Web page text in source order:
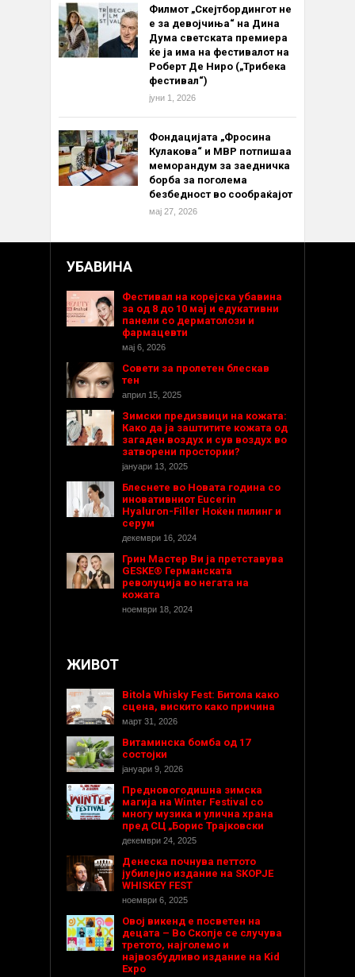
Филмот „Скејтбордингот не
е за девојчиња“ на Дина
Дума светската премиера
ќе ја има на фестивалот на
Роберт Де Ниро („Трибека
фестивал“)
јуни 1, 2026
Фондацијата „Фросина
Кулакова“ и МВР потпишаа
меморандум за заедничка
борба за поголема
безбедност во сообраќајот
мај 27, 2026
УБАВИНА
Фестивал на корејска убавина
за од 8 до 10 мај и едукативни
панели со дерматолози и
фармацевти
мај 6, 2026
Совети за пролетен блескав
тен
април 15, 2025
Зимски предизвици на кожата:
Како да ја заштитите кожата од
загаден воздух и сув воздух во
затворени простории?
јануари 13, 2025
Блеснете во Новата година со
иновативниот Eucerin
Hyaluron-Filler Ноќен пилинг и
серум
декември 16, 2024
Грин Мастер Ви ја претставува
GESKE® Германската
револуција во негата на
кожата
ноември 18, 2024
ЖИВОТ
Bitola Whisky Fest: Битола како
сцена, вискито како причина
март 31, 2026
Витаминска бомба од 17
состојки
јануари 9, 2026
Предновогодишнa зимска
магија на Winter Festival со
многу музика и улична храна
пред СЦ „Борис Трајковски
декември 24, 2025
Денеска почнува петтото
јубилејно издание на SKOPJE
WHISKEY FEST
ноември 6, 2025
Овој викенд е посветен на
децата – Во Скопје се случува
третото, најголемо и
највозбудливо издание на Kid
Expo